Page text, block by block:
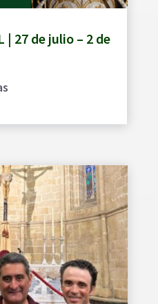
| 27 de julio – 2 de